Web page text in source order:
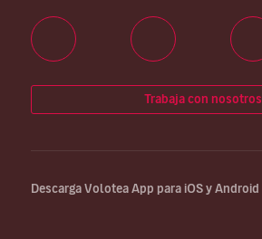
Trabaja con nosotros
Descarga Volotea App para iOS y Android